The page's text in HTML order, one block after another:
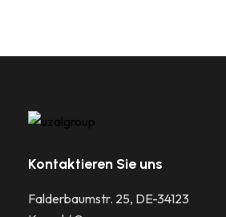
Kontaktieren Sie uns
Falderbaumstr. 25, DE-34123